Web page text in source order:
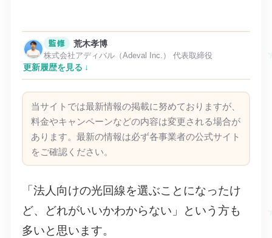
監修 荒木孝博
株式会社アディバル（Adeval Inc.） 代表取締役
更新履歴を見る
当サイトでは最新情報の掲載に努めておりますが、
料金やキャンペーンなどの内容は変更される場合が
あります。最新の情報は必ず各事業者の公式サイト
をご確認ください。
「法人向けの光回線を選ぶことになったけ
ど、どれがいいかわからない」という方も
多いと思います。